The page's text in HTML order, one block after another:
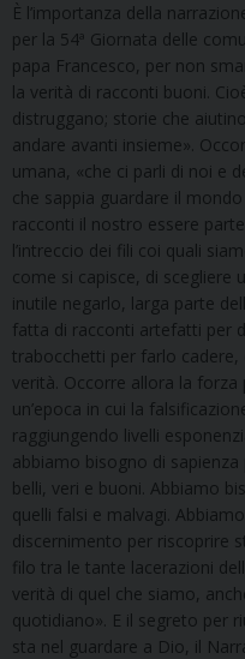
È l’importanza della
per la 54ª Giornata delle
papa Francesco, per non
la verità di racconti buoni.
distruggano; storie che
andare avanti insieme».
umana, «che ci parli di noi e
che sappia guardare il
racconti il nostro essere
l’intreccio dei fili coi quali
come si capisce, di scegliere
inutile negarlo, larga parte
fatta di racconti artefatti per
trabocchetti per farlo
verità. Occorre allora la forza
un’epoca in cui la
raggiungendo livelli
abbiamo bisogno di
belli, veri e buoni. Abbiamo
quelli falsi e malvagi.
discernimento per riscoprire
filo tra le tante lacerazioni
verità di quel che siamo,
quotidiano». E il segreto per
sta nel guardare a Dio, il